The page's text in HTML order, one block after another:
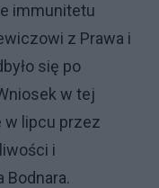
immunitetu
z Prawa i
się po
w tej
w lipcu przez
i
Bodnara.